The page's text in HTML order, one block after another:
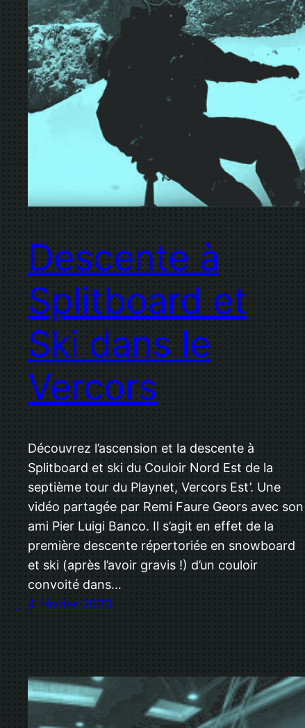
Descente à
Splitboard et
Ski dans le
Vercors
Découvrez l’ascension et la descente à
Splitboard et ski du Couloir Nord Est de la
septième tour du Playnet, Vercors Est’. Une
vidéo partagée par Remi Faure Geors avec son
ami Pier Luigi Banco. Il s’agit en effet de la
première descente répertoriée en snowboard
et ski (après l’avoir gravis !) d’un couloir
convoité dans…
4 février 2020